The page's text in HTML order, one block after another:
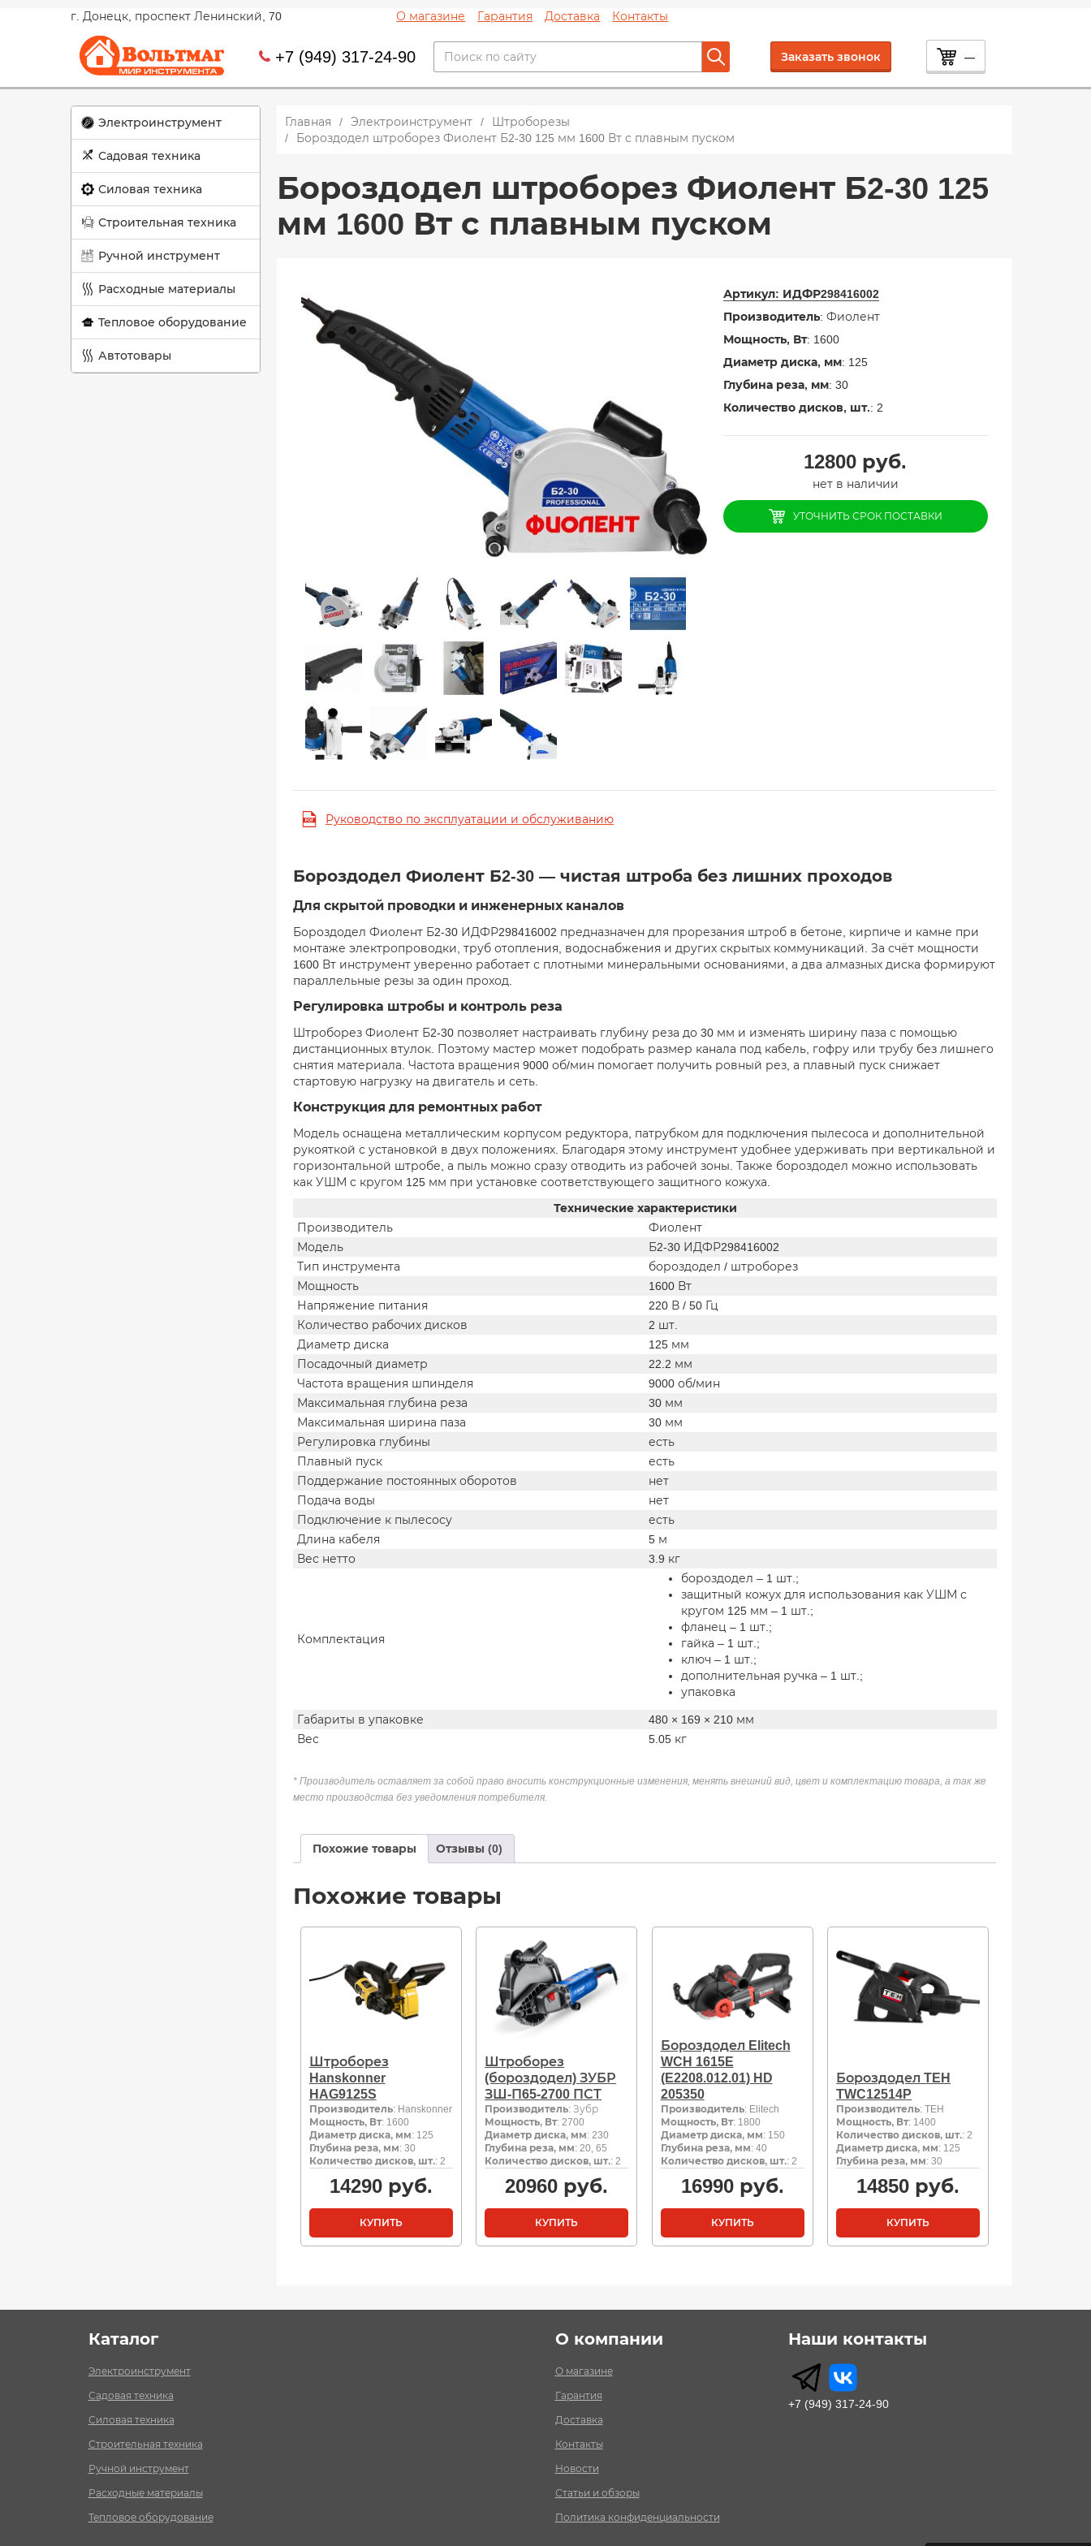
г. Донецк, проспект Ленинский, 70 О магазине Гарантия Доставка Контакты
+7 (949) 317-24-90 Заказать звонок —
Электроинструмент
Садовая техника
Силовая техника
Строительная техника
Ручной инструмент
Расходные материалы
Тепловое оборудование
Автотовары
Главная Электроинструмент
Штроборезы
Бороздодел штроборез Фиолент Б2-30 125 мм 1600 Вт с плавным пуском
Бороздодел штроборез Фиолент Б2-30 125
мм 1600 Вт с плавным пуском
Артикул: ИДФР298416002
Производитель: Фиолент
Мощность, Вт: 1600
Диаметр диска, мм: 125
Глубина реза, мм: 30
Количество дисков, шт.: 2
12800 руб.
нет в наличии
УТОЧНИТЬ СРОК ПОСТАВКИ
Руководство по эксплуатации и обслуживанию
Бороздодел Фиолент Б2-30 — чистая штроба без лишних проходов
Для скрытой проводки и инженерных каналов
Бороздодел Фиолент Б2-30 ИДФР298416002 предназначен для прорезания штроб в бетоне, кирпиче и камне при
монтаже электропроводки, труб отопления, водоснабжения и других скрытых коммуникаций. За счёт мощности
1600 Вт инструмент уверенно работает с плотными минеральными основаниями, а два алмазных диска формируют
параллельные резы за один проход.
Регулировка штробы и контроль реза
Штроборез Фиолент Б2-30 позволяет настраивать глубину реза до 30 мм и изменять ширину паза с помощью
дистанционных втулок. Поэтому мастер может подобрать размер канала под кабель, гофру или трубу без лишнего
снятия материала. Частота вращения 9000 об/мин помогает получить ровный рез, а плавный пуск снижает
стартовую нагрузку на двигатель и сеть.
Конструкция для ремонтных работ
Модель оснащена металлическим корпусом редуктора, патрубком для подключения пылесоса и дополнительной
рукояткой с установкой в двух положениях. Благодаря этому инструмент удобнее удерживать при вертикальной и
горизонтальной штробе, а пыль можно сразу отводить из рабочей зоны. Также бороздодел можно использовать
как УШМ с кругом 125 мм при установке соответствующего защитного кожуха.
Технические характеристики
Производитель
Фиолент
Модель
Б2-30 ИДФР298416002
Тип инструмента
бороздодел / штроборез
Мощность
1600 Вт
Напряжение питания
220 В / 50 Гц
Количество рабочих дисков
2 шт.
Диаметр диска
125 мм
Посадочный диаметр
22.2 мм
Частота вращения шпинделя
9000 об/мин
Максимальная глубина реза
30 мм
Максимальная ширина паза
30 мм
Регулировка глубины
есть
Плавный пуск
есть
Поддержание постоянных оборотов
нет
Подача воды
нет
Подключение к пылесосу
есть
Длина кабеля
5 м
Вес нетто
3.9 кг
Комплектация
бороздодел – 1 шт.;
защитный кожух для использования как УШМ с
кругом 125 мм – 1 шт.;
фланец – 1 шт.;
гайка – 1 шт.;
ключ – 1 шт.;
дополнительная ручка – 1 шт.;
упаковка
Габариты в упаковке
480 × 169 × 210 мм
Вес
5.05 кг
* Производитель оставляет за собой право вносить конструкционные изменения, менять внешний вид, цвет и комплектацию товара, а так же
место производства без уведомления потребителя.
Похожие товары Отзывы (0)
Похожие товары
Штроборез
Hanskonner
HAG9125S
Производитель: Hanskonner
Мощность, Вт: 1600
Диаметр диска, мм: 125
Глубина реза, мм: 30
Количество дисков, шт.: 2
14290руб.
КУПИТЬ
Штроборез
(бороздодел) ЗУБР
ЗШ-П65-2700 ПСТ
Производитель: Зубр
Мощность, Вт: 2700
Диаметр диска, мм: 230
Глубина реза, мм: 20, 65
Количество дисков, шт.: 2
20960 руб.
КУПИТЬ
Бороздодел Elitech
WCH 1615E
(E2208.012.01) HD
205350
Производитель: Elitech
Мощность, Вт: 1800
Диаметр диска, мм: 150
Глубина реза, мм: 40
Количество дисков, шт.: 2
16990руб.
КУПИТЬ
Бороздодел TEH
TWC12514P
Производитель: TEH
Мощность, Вт: 1400
Количество дисков, шт.: 2
Диаметр диска, мм: 125
Глубина реза, мм: 30
14850 руб.
КУПИТЬ
Каталог
Электроинструмент
Садовая техника
Силовая техника
Строительная техника
Ручной инструмент
Расходные материалы
Тепловое оборудование
О компании
О магазине
Гарантия
Доставка
Контакты
Новости
Статьи и обзоры
Политика конфиденциальности
Наши контакты
+7 (949) 317-24-90